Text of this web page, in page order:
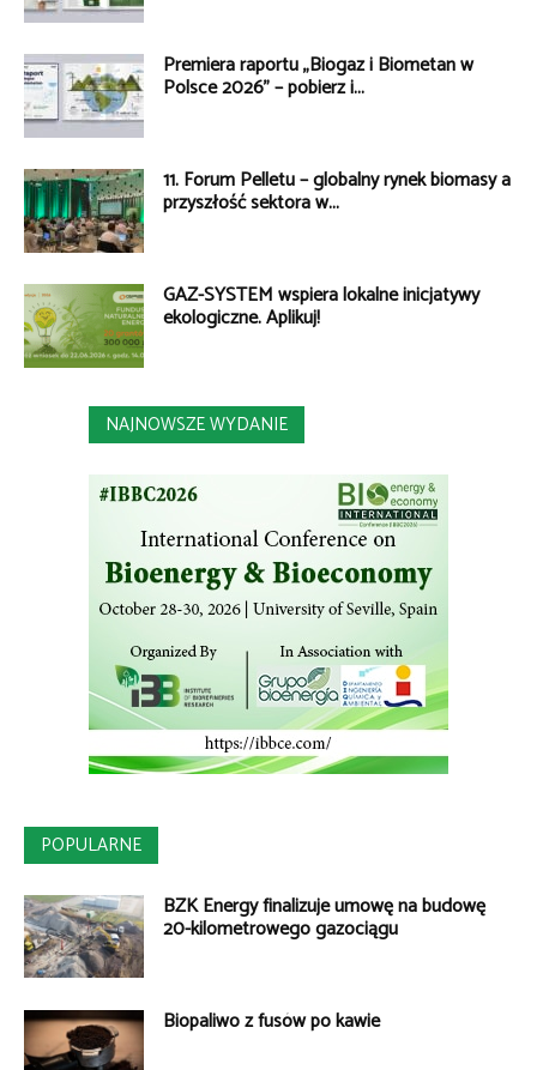
Premiera raportu „Biogaz i Biometan w
Polsce 2026” – pobierz i...
11. Forum Pelletu – globalny rynek biomasy a
przyszłość sektora w...
GAZ-SYSTEM wspiera lokalne inicjatywy
ekologiczne. Aplikuj!
NAJNOWSZE WYDANIE
POPULARNE
BZK Energy finalizuje umowę na budowę
20-kilometrowego gazociągu
Biopaliwo z fusów po kawie